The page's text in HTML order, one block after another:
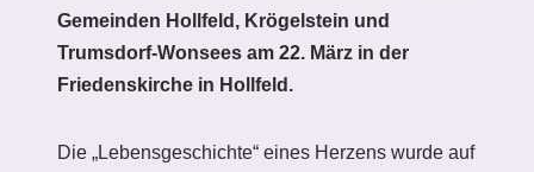
Gemeinden Hollfeld, Krögelstein und
Trumsdorf-Wonsees am 22. März in der
Friedenskirche in Hollfeld.
Die „Lebensgeschichte“ eines Herzens wurde auf